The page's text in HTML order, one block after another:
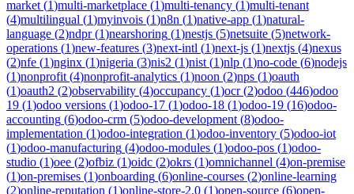
market (1)multi-marketplace (1)multi-tenancy (1)multi-tenant
(4)multilingual (1)myinvois (1)n8n (1)native-app (1)natural-
language (2)ndpr(1)nearshoring (1)nestjs (5)netsuite (5)network-
operations (1)new-features (3)next-intl (1)next-js (1)nextjs (4)nexus
(2)nfe (1)nginx (1)nigeria (3)nis2 (1)nist (1)nlp (1)no-code (6)nodejs
(1)nonprofit (4)nonprofit-analytics (1)noon (2)nps (1)oauth
(1)oauth2 (2)observability (4)occupancy (1)ocr(2)odoo (446)odoo
19 (1)odoo versions (1)odoo-17 (1)odoo-18 (1)odoo-19 (16)odoo-
accounting (6)odoo-crm (5)odoo-development (8)odoo-
implementation (1)odoo-integration (1)odoo-inventory (5)odoo-iot
(1)odoo-manufacturing (4)odoo-modules (1)odoo-pos (1)odoo-
studio (1)oee (2)ofbiz (1)oidc (2)okrs (1)omnichannel (4)on-premise
(1)on-premises (1)onboarding (6)online-courses (2)online-learning
(2)online-reputation (1)online-store-2.0 (1)open-source (6)open-